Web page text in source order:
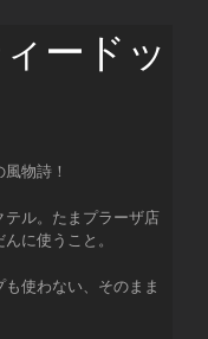
ードッ
物詩！
ル。たまプラーザ店
に使うこと。
使わない、そのまま